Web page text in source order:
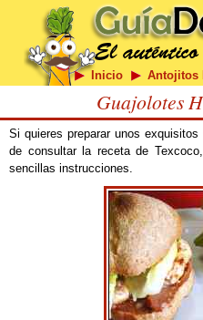
Inicio Antojitos
Guajolotes
Si quieres preparar unos exquisitos
de consultar la receta de
sencillas instrucciones.